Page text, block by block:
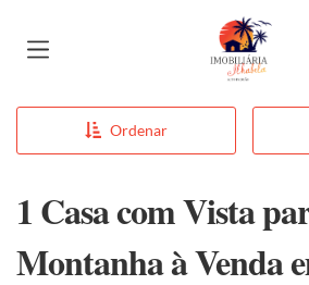
Página
Ordenar
1 Casa com Vista
Montanha à Venda